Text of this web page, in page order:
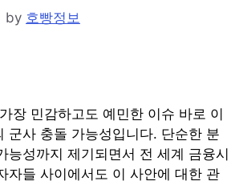
by 호빵정보
장 민감하고도 예민한 이슈 바로 이
군사 충돌 가능성입니다. 단순한 분
능성까지 제기되면서 전 세계 금융시
자들 사이에서도 이 사안에 대한 관